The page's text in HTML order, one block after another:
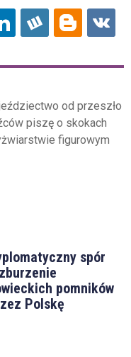
od przeszło
piszę o skokach
figurowym
spór
pomników
Polskę